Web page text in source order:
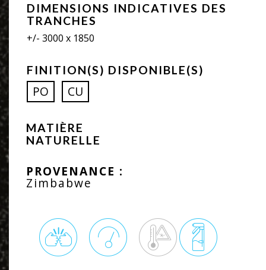
MATIÈRE
NATURELLE
PROVENANCE :
Zimbabwe
DIMENSIONS INDICATIVES DES
TRANCHES
+/- 3000 x 1850
FINITION(S) DISPONIBLE(S)
PO CU